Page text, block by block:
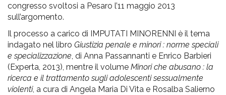
congresso svoltosi a Pesaro l’11 maggio 2013
sull’argomento.
Il processo a carico di IMPUTATI MINORENNI è il tema
indagato nel libro Giustizia penale e minori : norme speciali
e specializzazione, di Anna Passannanti e Enrico Barbieri
(Experta, 2013), mentre il volume Minori che abusano : la
ricerca e il trattamento sugli adolescenti sessualmente
violenti, a cura di Angela Maria Di Vita e Rosalba Salierno